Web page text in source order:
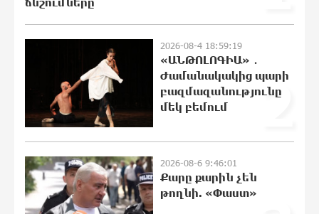
Ադրբեջանի Սարով գյուղում տանը 18-
ամյա աղջկա դի է հայտնաբերվել
Հայհիդրոմետի տնօրենը գրել է
22:25:11 8-08-2026
Արտակարգ դեպք՝ Երևանում․ կոտրել
2
2026-08-4 18:59:19
«ԱՆԹՈԼՈԳԻԱ» ․
Ժամանակակից պարի
բազմազանությունը
մեկ բեմում
2026-08-6 9:46:01
Քարը քարին չեն
թողնի. «Փաստ»